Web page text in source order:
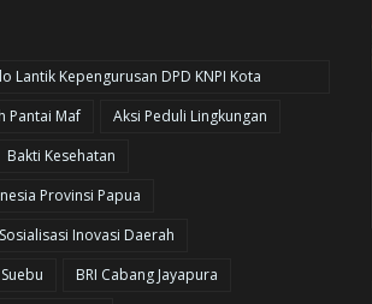
Lantik Kepengurusan DPD KNPI Kota
Pantai Maf
Aksi Peduli Lingkungan
Bakti Kesehatan
Provinsi Papua
Inovasi Daerah
BRI Cabang Jayapura